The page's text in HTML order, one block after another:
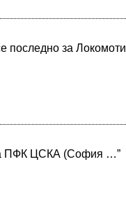
последно за
ПФК ЦСКА (София …”